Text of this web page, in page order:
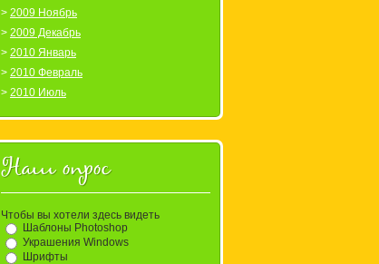
2009 Ноябрь
2009 Декабрь
2010 Январь
2010 Февраль
2010 Июль
Наш опрос
Чтобы вы хотели здесь видеть
Шаблоны Photoshop
Украшения Windows
Шрифты